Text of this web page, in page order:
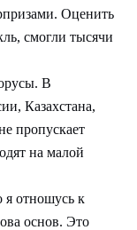
Оценить
смогли тысячи
В
Казахстана,
пропускает
на малой
я отношусь к
основ. Это